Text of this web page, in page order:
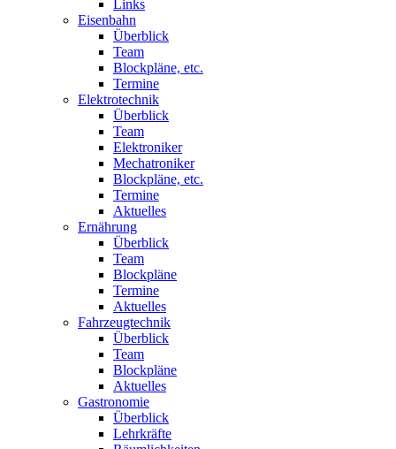
Links
Eisenbahn
Überblick
Team
Blockpläne, etc.
Termine
Elektrotechnik
Überblick
Team
Elektroniker
Mechatroniker
Blockpläne, etc.
Termine
Aktuelles
Ernährung
Überblick
Team
Blockpläne
Termine
Aktuelles
Fahrzeugtechnik
Überblick
Team
Blockpläne
Aktuelles
Gastronomie
Überblick
Lehrkräfte